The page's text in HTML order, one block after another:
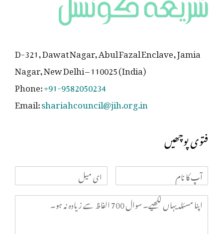
D-321, Dawat Nagar, Abul Fazal Enclave, Jamia
Nagar, New Delhi – 110025 (India)
Phone:+91-9582050234
Email:shariahcouncil@jih.org.in
فتوی پوچھیں